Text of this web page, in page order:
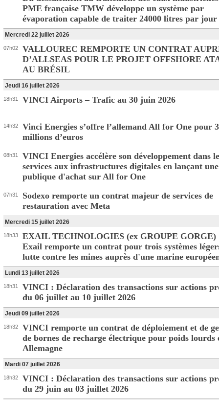
PME française TMW développe un système par
évaporation capable de traiter 24000 litres par jour
Mercredi 22 juillet 2026
07h02
VALLOUREC REMPORTE UN CONTRAT
D’ALLSEAS POUR LE PROJET OFFSHORE
AU BRÉSIL
Jeudi 16 juillet 2026
18h31 VINCI Airports – Trafic au 30 juin 2026
14h32
Vinci Energies s’offre l’allemand All for One pour
millions d’euros
08h31
VINCI Energies accélère son développement dans
services aux infrastructures digitales en lançant
publique d'achat sur All for One
07h31
Sodexo remporte un contrat majeur de services de
restauration avec Meta
Mercredi 15 juillet 2026
18h33
EXAIL TECHNOLOGIES (ex GROUPE GORGE)
Exail remporte un contrat pour trois systèmes
lutte contre les mines auprès d'une marine
Lundi 13 juillet 2026
18h31
VINCI : Déclaration des transactions sur actions
du 06 juillet au 10 juillet 2026
Jeudi 09 juillet 2026
18h32
VINCI remporte un contrat de déploiement et de
de bornes de recharge électrique pour poids lourds
Allemagne
Mardi 07 juillet 2026
18h32
VINCI : Déclaration des transactions sur actions
du 29 juin au 03 juillet 2026